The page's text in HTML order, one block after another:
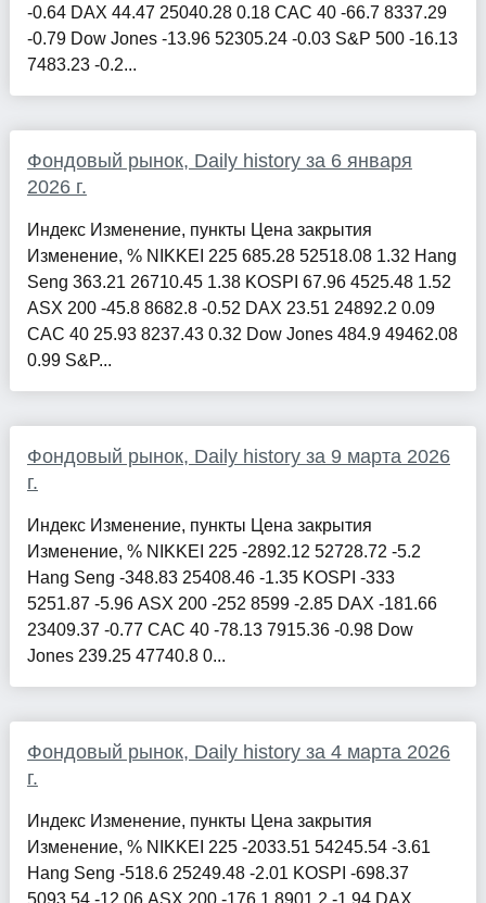
-0.64 DAX 44.47 25040.28 0.18 CAC 40 -66.7 8337.29
-0.79 Dow Jones -13.96 52305.24 -0.03 S&P 500 -16.13
7483.23 -0.2...
Фондовый рынок, Daily history за 6 января
2026 г.
Индекс Изменение, пункты Цена закрытия
Изменение, % NIKKEI 225 685.28 52518.08 1.32 Hang
Seng 363.21 26710.45 1.38 KOSPI 67.96 4525.48 1.52
ASX 200 -45.8 8682.8 -0.52 DAX 23.51 24892.2 0.09
CAC 40 25.93 8237.43 0.32 Dow Jones 484.9 49462.08
0.99 S&P...
Фондовый рынок, Daily history за 9 марта 2026
г.
Индекс Изменение, пункты Цена закрытия
Изменение, % NIKKEI 225 -2892.12 52728.72 -5.2
Hang Seng -348.83 25408.46 -1.35 KOSPI -333
5251.87 -5.96 ASX 200 -252 8599 -2.85 DAX -181.66
23409.37 -0.77 CAC 40 -78.13 7915.36 -0.98 Dow
Jones 239.25 47740.8 0...
Фондовый рынок, Daily history за 4 марта 2026
г.
Индекс Изменение, пункты Цена закрытия
Изменение, % NIKKEI 225 -2033.51 54245.54 -3.61
Hang Seng -518.6 25249.48 -2.01 KOSPI -698.37